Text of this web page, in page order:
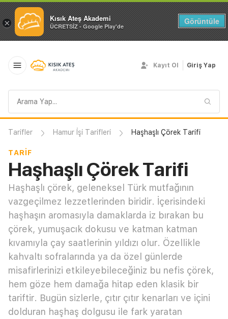
× Kısık Ateş Akademi
ÜCRETSİZ - Google Play'de
Görüntüle
sorgusu
Kayıt Ol Giriş Yap
Tarifler Hamur İşi Tarifleri Haşhaşlı Çörek Tarifi
TARIF
Haşhaşlı Çörek Tarifi
Haşhaşlı çörek, geleneksel Türk mutfağının
vazgeçilmez lezzetlerinden biridir. İçerisindeki
haşhaşın aromasıyla damaklarda iz bırakan bu
çörek, yumuşacık dokusu ve katman katman
kıvamıyla çay saatlerinin yıldızı olur. Özellikle
kahvaltı sofralarında ya da özel günlerde
misafirlerinizi etkileyebileceğiniz bu nefis çörek,
hem göze hem damağa hitap eden klasik bir
tariftir. Bugün sizlerle, çıtır çıtır kenarları ve içini
dolduran haşhaş dolgusu ile fark yaratan